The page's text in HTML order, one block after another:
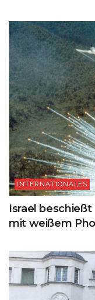
INTERNATIONALES
Israel
mit weißem